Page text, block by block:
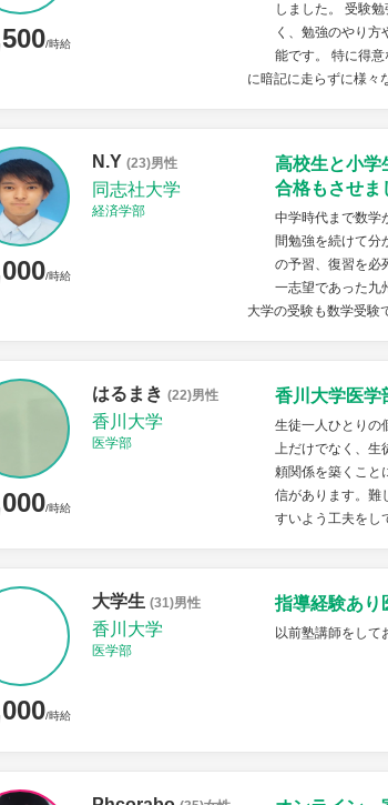
/時給
しました。 受験
く、勉強のやり
能です。 特に得
に暗記に走らずに様々
/時給
N.Y (23)男性
同志社大学
経済学部
高校生と小学
合格もさせま
中学時代まで数学
間勉強を続けて分
の予習、復習を必
一志望であった九
大学の受験も数学受験
/時給
はるまき (22)男性
香川大学
医学部
香川大学医学
生徒一人ひとりの
上だけでなく、生
頼関係を築くこと
信があります。難
すいよう工夫をし
/時給
大学生 (31)男性
香川大学
医学部
指導経験あり
以前塾講師をして